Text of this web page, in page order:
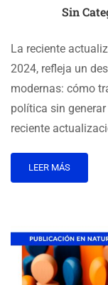
Sin
La reciente
2024, refleja un
modernas: cómo
política sin
reciente
LEER MÁS